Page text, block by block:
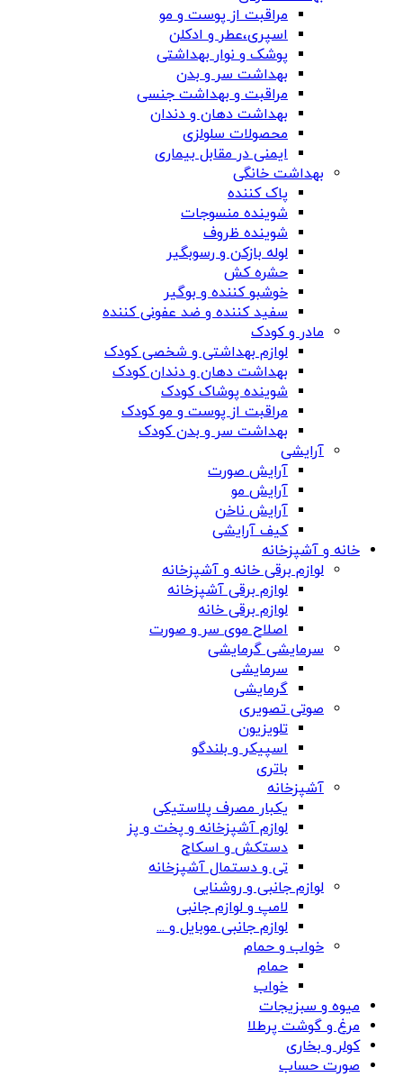
مراقبت از پوست و مو
اسپری،عطر و ادکلن
پوشک و نوار بهداشتی
بهداشت سر و بدن
مراقبت و بهداشت جنسی
بهداشت دهان و دندان
محصولات سلولزی
ایمنی در مقابل بیماری
بهداشت خانگی
پاک کننده
شوینده منسوجات
شوینده ظروف
لوله بازکن و رسوبگیر
حشره کش
خوشبو کننده و بوگیر
سفید کننده و ضد عفونی کننده
مادر و کودک
لوازم بهداشتی و شخصی کودک
بهداشت دهان و دندان کودک
شوینده پوشاک کودک
مراقبت از پوست و مو کودک
بهداشت سر و بدن کودک
آرایشی
آرایش صورت
آرایش مو
آرایش ناخن
کیف آرایشی
خانه و آشپزخانه
لوازم برقی خانه و آشپزخانه
لوازم برقی آشپزخانه
لوازم برقی خانه
اصلاح موی سر و صورت
سرمایشی گرمایشی
سرمایشی
گرمایشی
صوتی تصویری
تلویزیون
اسپیکر و بلندگو
باتری
آشپزخانه
یکبار مصرف پلاستیکی
لوازم آشپزخانه و پخت و پز
دستکش و اسکاج
تی و دستمال آشپزخانه
لوازم جانبی و روشنایی
لامپ و لوازم جانبی
لوازم جانبی موبایل و ...
خواب و حمام
حمام
خواب
میوه و سبزیجات
مرغ و گوشت پرطلا
کولر و بخاری
صورت حساب